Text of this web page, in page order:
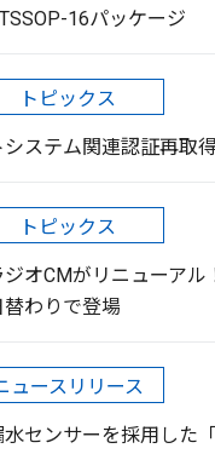
16パッケージ
トピックス
ステム関連認証再取
トピックス
オCMがリニューアル
わりで登場
ュースリリース
センサーを採用した